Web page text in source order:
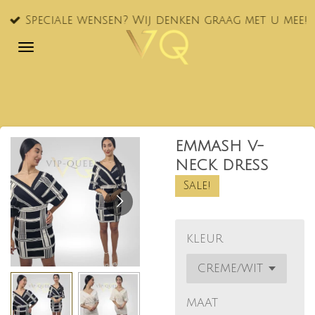
Ga
naar
Speciale wensen? Wij denken graag met u mee!
EMMASH V-
NECK DRESS
Sale!
KLEUR
MAAT